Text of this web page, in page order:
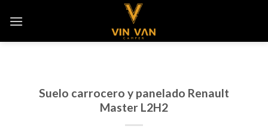
Suelo carrocero y panelado Renault
Master L2H2